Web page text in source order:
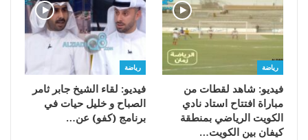
رياضة
فيديو: شاهد لقطات من
مباراة افتتاح استاد نادي
الكويت الرياضي بمنطقة
كيفان بين الكويت…
رياضة
فيديو: لقاء الشيخ جابر ثامر
الصباح و خليل حيات في
برنامج (كفو) عن…